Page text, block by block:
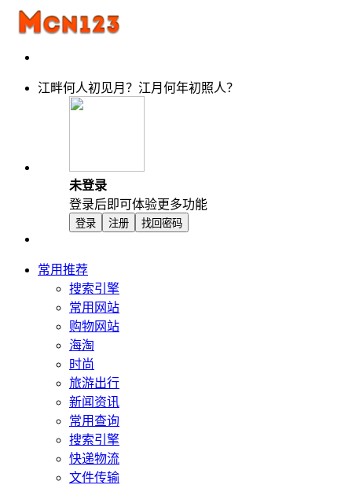
江畔何人初见月？江月何年初照人？
未登录
登录后即可体验更多功能
登录 注册 找回密码
常用推荐
搜索引擎
常用网站
购物网站
海淘
时尚
旅游出行
新闻资讯
常用查询
搜索引擎
快递物流
文件传输